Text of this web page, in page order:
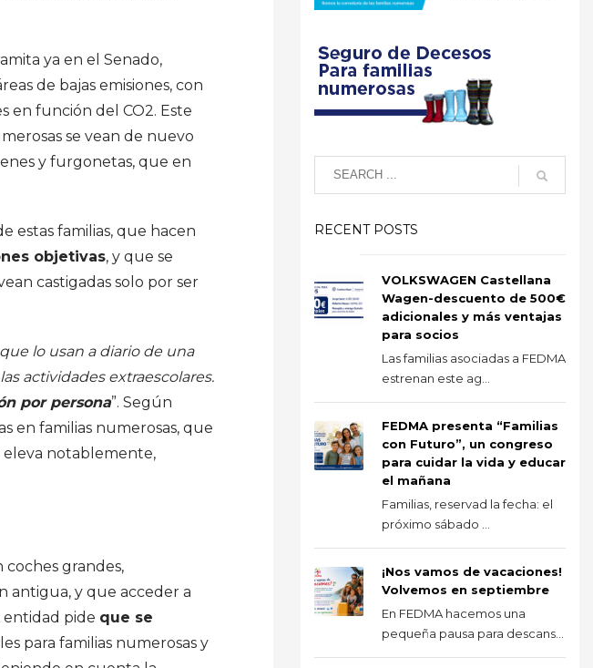
ya en el Senado,
de bajas emisiones, con
en función del CO2. Este
se vean de nuevo
y furgonetas, que en
estas familias, que hacen
objetivas, y que se
castigadas solo por ser
lo usan a diario de una
actividades extraescolares.
por persona”. Según
en familias numerosas, que
eleva notablemente,
coches grandes,
antigua, y que acceder a
entidad pide que se
para familias numerosas y
RECENT POSTS
VOLKSWAGEN Castellana
Wagen-descuento de 500€
adicionales y más ventajas
para socios
Las familias asociadas a FEDMA
estrenan este ag...
FEDMA presenta “Familias
con Futuro”, un congreso
para cuidar la vida y educar
el mañana
Familias, reservad la fecha: el
próximo sábado ...
¡Nos vamos de vacaciones!
Volvemos en septiembre
En FEDMA hacemos una
pequeña pausa para descans...